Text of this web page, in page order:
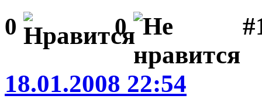
0 0
18.01.2008 22:54